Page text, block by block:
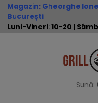
Magazin: Gheorghe
București
Luni-Vineri: 10-20 |
Sună: